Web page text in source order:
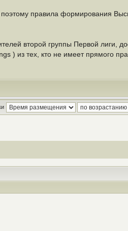
правила формирования
второй группы Первой лиги,
) из тех, кто не имеет прямого